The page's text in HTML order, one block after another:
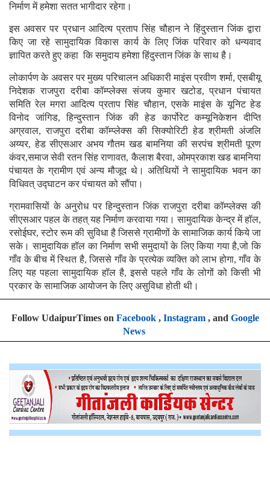
निर्माण में हमेशा सतत भागीदार रहेगा।
इस अवसर पर प्रधान आदित्य प्रताप सिंह चौहान ने हिंदुस्तान जिंक द्वारा
किए जा रहे सामुदायिक विकास कार्य के लिए जिंक परिवार को धन्यवाद
ज्ञापित करते हुए कहा कि समुदाय हमेशा हिंदुस्तान जिंक के साथ है।
लोकार्पण के अवसर पर मुख्य परिचालन अधिकारी माइंस प्रवीण शर्मा, एसबीयू
निदेशक राजपुरा दरीबा कॉम्प्लेक्स संजय कुमार खटोड, प्रधान पंचायत
समिति रेल मगरा आदित्य प्रताप सिंह चौहान, एसके माइंस के यूनिट हेड
विनोद जांगिड, हिन्दुस्तान जिंक की हेड कार्पोरेट कम्यूनिकेशन दीप्ति
अग्रवाल, राजपुरा दरीबा कॉम्प्लेक्स की सिक्योरिटी हेड श्रीमती अंजलि
अय्यर, हेड सीएसआर अभय गौतम खड बामनिया की सरपंच श्रीमती पूरण
कंवर,समाज सेवी रतन सिंह राणावत, कैलाश बैरवा, ओमप्रकाश खड बामनिया
पंचायत के ग्रामीण एवं अन्य मौजूद थे। अतिथियों ने सामुदायिक भवन का
विधिवत् उद्घाटन कर पंचायत को सौंपा।
ग्रामवासियों के अनुरोध पर हिन्दुस्तान जिंक राजपुरा दरीबा कॉम्प्लेक्स की
सीएसआर पहल के तहत् यह निर्माण करवाया गया। सामुदायिक केन्द्र में हॉल,
रसोईघर, स्टोर रूम की सुविधा है जिससे ग्रामीणों के सामाजिक कार्य किये जा
सके। सामुदायिक हॉल का निर्माण सभी समुदायों के लिए किया गया है,जो कि
गाँव के बीच में स्थित है, जिससे गाँव के प्रत्येक व्यक्ति को लाभ होगा, गाँव के
लिए यह पहला सामुदायिक हॉल है, इससे पहले गाँव के लोगों को किसी भी
प्रकार के सामाजिक आयोजन के लिए असुविधा होती थी।
Follow UdaipurTimes on Facebook, Instagram, and Google
News